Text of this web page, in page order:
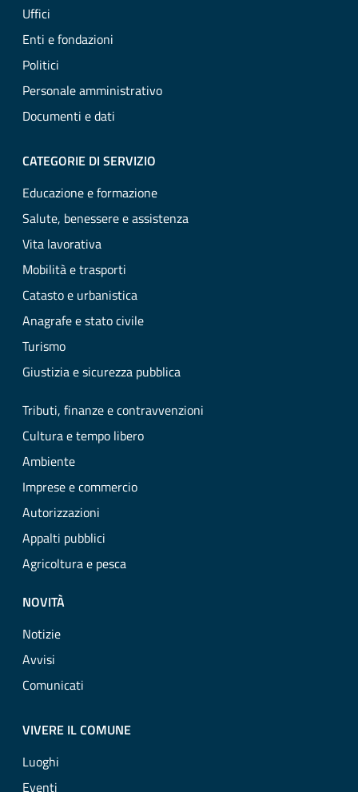
Uffici
Enti e fondazioni
Politici
Personale amministrativo
Documenti e dati
CATEGORIE DI SERVIZIO
Educazione e formazione
Salute, benessere e assistenza
Vita lavorativa
Mobilità e trasporti
Catasto e urbanistica
Anagrafe e stato civile
Turismo
Giustizia e sicurezza pubblica
Tributi, finanze e contravvenzioni
Cultura e tempo libero
Ambiente
Imprese e commercio
Autorizzazioni
Appalti pubblici
Agricoltura e pesca
NOVITÀ
Notizie
Avvisi
Comunicati
VIVERE IL COMUNE
Luoghi
Eventi